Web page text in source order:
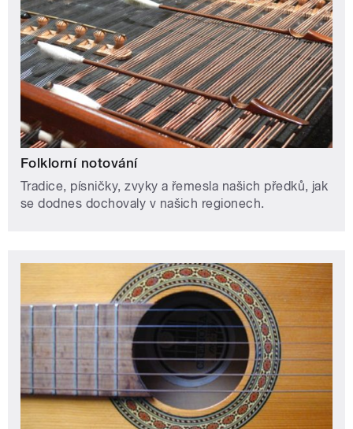
Folklorní notování
Tradice, písničky, zvyky a řemesla našich předků, jak
se dodnes dochovaly v našich regionech.